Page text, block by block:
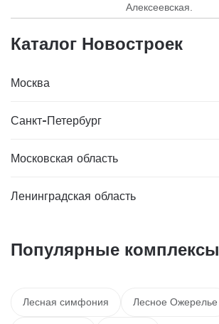
Алексеевская.
Каталог Новостроек
Москва
Санкт-Петербург
Московская область
Ленинградская область
Популярные комплексы
Лесная симфония Лесное Ожерелье